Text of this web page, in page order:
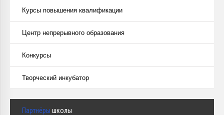
Курсы повышения квалификации
Центр непрерывного образования
Конкурсы
Творческий инкубатор
Партнёры школы